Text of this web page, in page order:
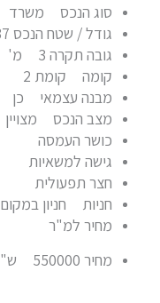
סוג הנכס
משרד
גודל / שטח הנכס37 מ"ר
גובה תקרה3 מ'
קומה
קומת 2
מבנה עצמאי
כן
מצב הנכס
מצויין
כושר העמסה
גישה למשאיות
חצר תפעולית
חניות
חניון במקום
מחיר למ"ר
מחיר550000 ש"ח